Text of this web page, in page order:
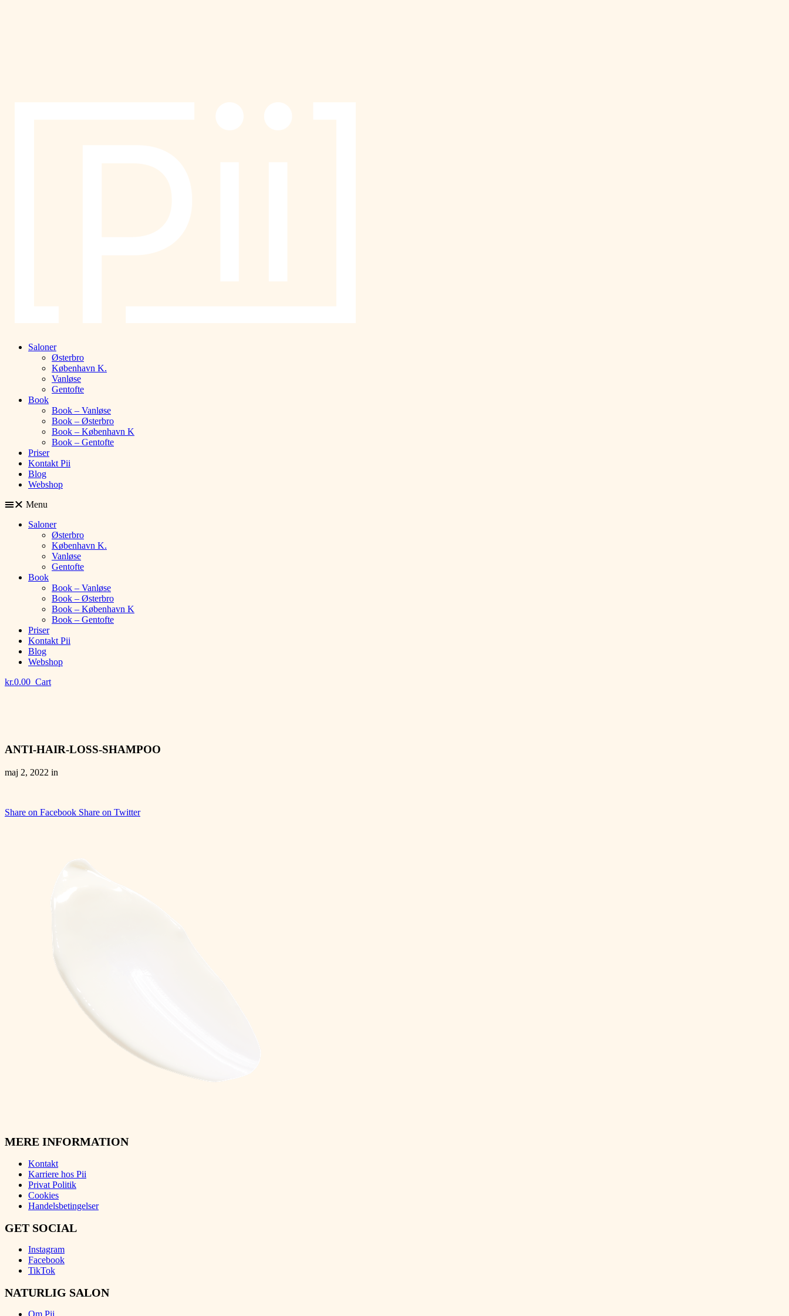
Saloner
Østerbro
København K.
Vanløse
Gentofte
Book
Book – Vanløse
Book – Østerbro
Book – København K
Book – Gentofte
Priser
Kontakt Pii
Blog
Webshop
Menu
Saloner
Østerbro
København K.
Vanløse
Gentofte
Book
Book – Vanløse
Book – Østerbro
Book – København K
Book – Gentofte
Priser
Kontakt Pii
Blog
Webshop
kr.0.00 Cart
ANTI-HAIR-LOSS-SHAMPOO
maj 2, 2022 in
Share on Facebook Share on Twitter
MERE INFORMATION
Kontakt
Karriere hos Pii
Privat Politik
Cookies
Handelsbetingelser
GET SOCIAL
Instagram
Facebook
TikTok
NATURLIG SALON